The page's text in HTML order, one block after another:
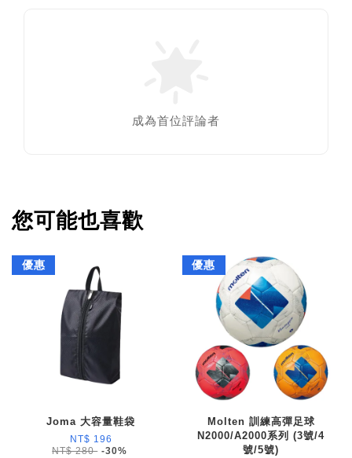
成為首位評論者
您可能也喜歡
優惠
Joma 大容量鞋袋
NT$ 196
NT$ 280 -30%
優惠
Molten 訓練高彈足球
N2000/A2000系列 (3號/4
號/5號)